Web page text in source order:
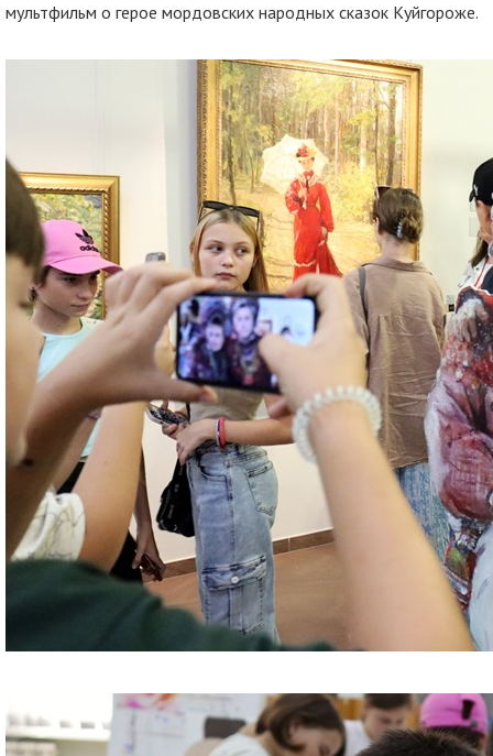
мультфильм о герое мордовских народных сказок Куйгороже.